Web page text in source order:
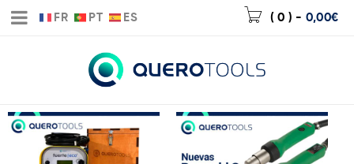
FR PT ES ( 0 ) - 0,00€